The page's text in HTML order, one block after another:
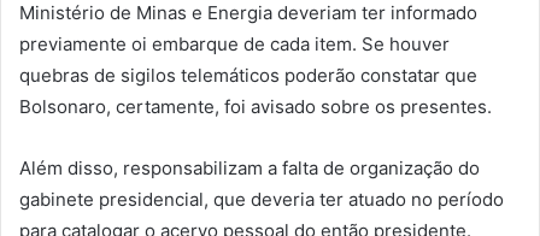
Ministério de Minas e Energia deveriam ter informado
previamente oi embarque de cada item. Se houver
quebras de sigilos telemáticos poderão constatar que
Bolsonaro, certamente, foi avisado sobre os presentes.
Além disso, responsabilizam a falta de organização do
gabinete presidencial, que deveria ter atuado no período
para catalogar o acervo pessoal do então presidente.